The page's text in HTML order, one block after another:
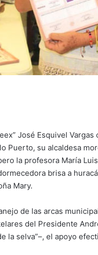
José Esquivel Vargas
Puerto, su alcaldesa
la profesora María
brisa a
Mary.
de las arcas
del Presidente
la selva”–, el apoyo